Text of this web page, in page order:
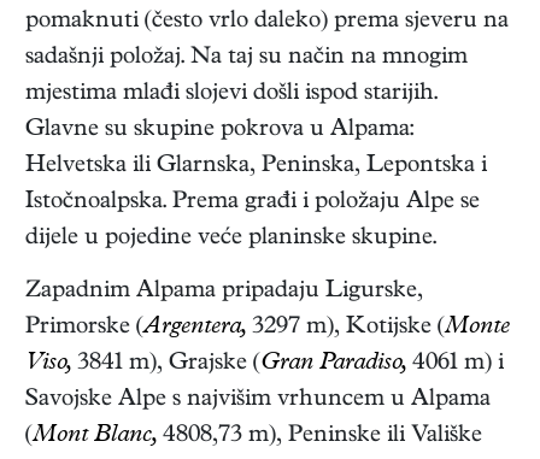
pomaknuti (često vrlo daleko) prema sjeveru na
sadašnji položaj. Na taj su način na mnogim
mjestima mlađi slojevi došli ispod starijih.
Glavne su skupine pokrova u Alpama:
Helvetska ili Glarnska, Peninska, Lepontska i
Istočnoalpska. Prema građi i položaju Alpe se
dijele u pojedine veće planinske skupine.
Zapadnim Alpama pripadaju Ligurske,
Primorske (Argentera, 3297 m), Kotijske (Monte
Viso, 3841 m), Grajske (Gran Paradiso, 4061 m) i
Savojske Alpe s najvišim vrhuncem u Alpama
(Mont Blanc, 4808,73 m), Peninske ili Vališke